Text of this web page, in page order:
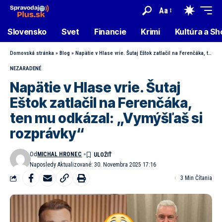
Aa
Slovensko Svet Financie Krimi Kultúra a
Domovská stránka » Blog » Napätie v Hlase vrie. Šutaj Eštok zatlačil na Ferenčáka, ten mu odkázal: „Vymýšľaš si rozprávky“
NEZARADENÉ
Napätie v Hlase vrie. Šutaj
Eštok zatlačil na Ferenčáka,
ten mu odkázal: „Vymýšľaš si
rozprávky“
Naposledy Aktualizované: 30. Novembra 2025 17:16
Od MICHAL HRONEC
3 Min Čítania